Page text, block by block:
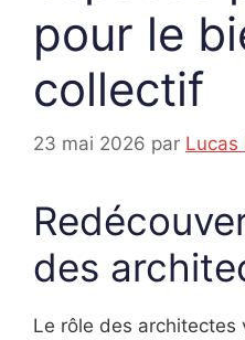
pour le
collectif
23 mai 2026 par Lucas
des
Le rôle des